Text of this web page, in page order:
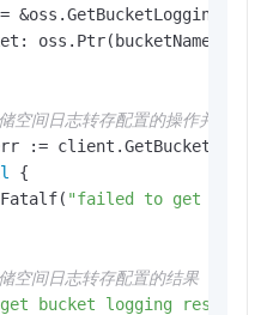
oss.Ptr(bucketName),
空间日志转存配置的操作并处理
{
"failed to get
空间日志转存配置的结果
bucket logging result